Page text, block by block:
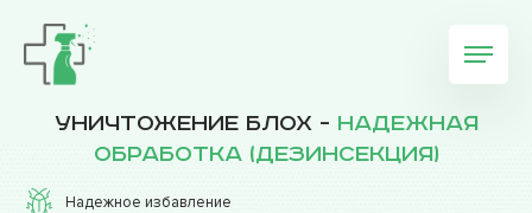
Уничтожение блох - надежная
обработка (дезинсекция)
Надежное избавление